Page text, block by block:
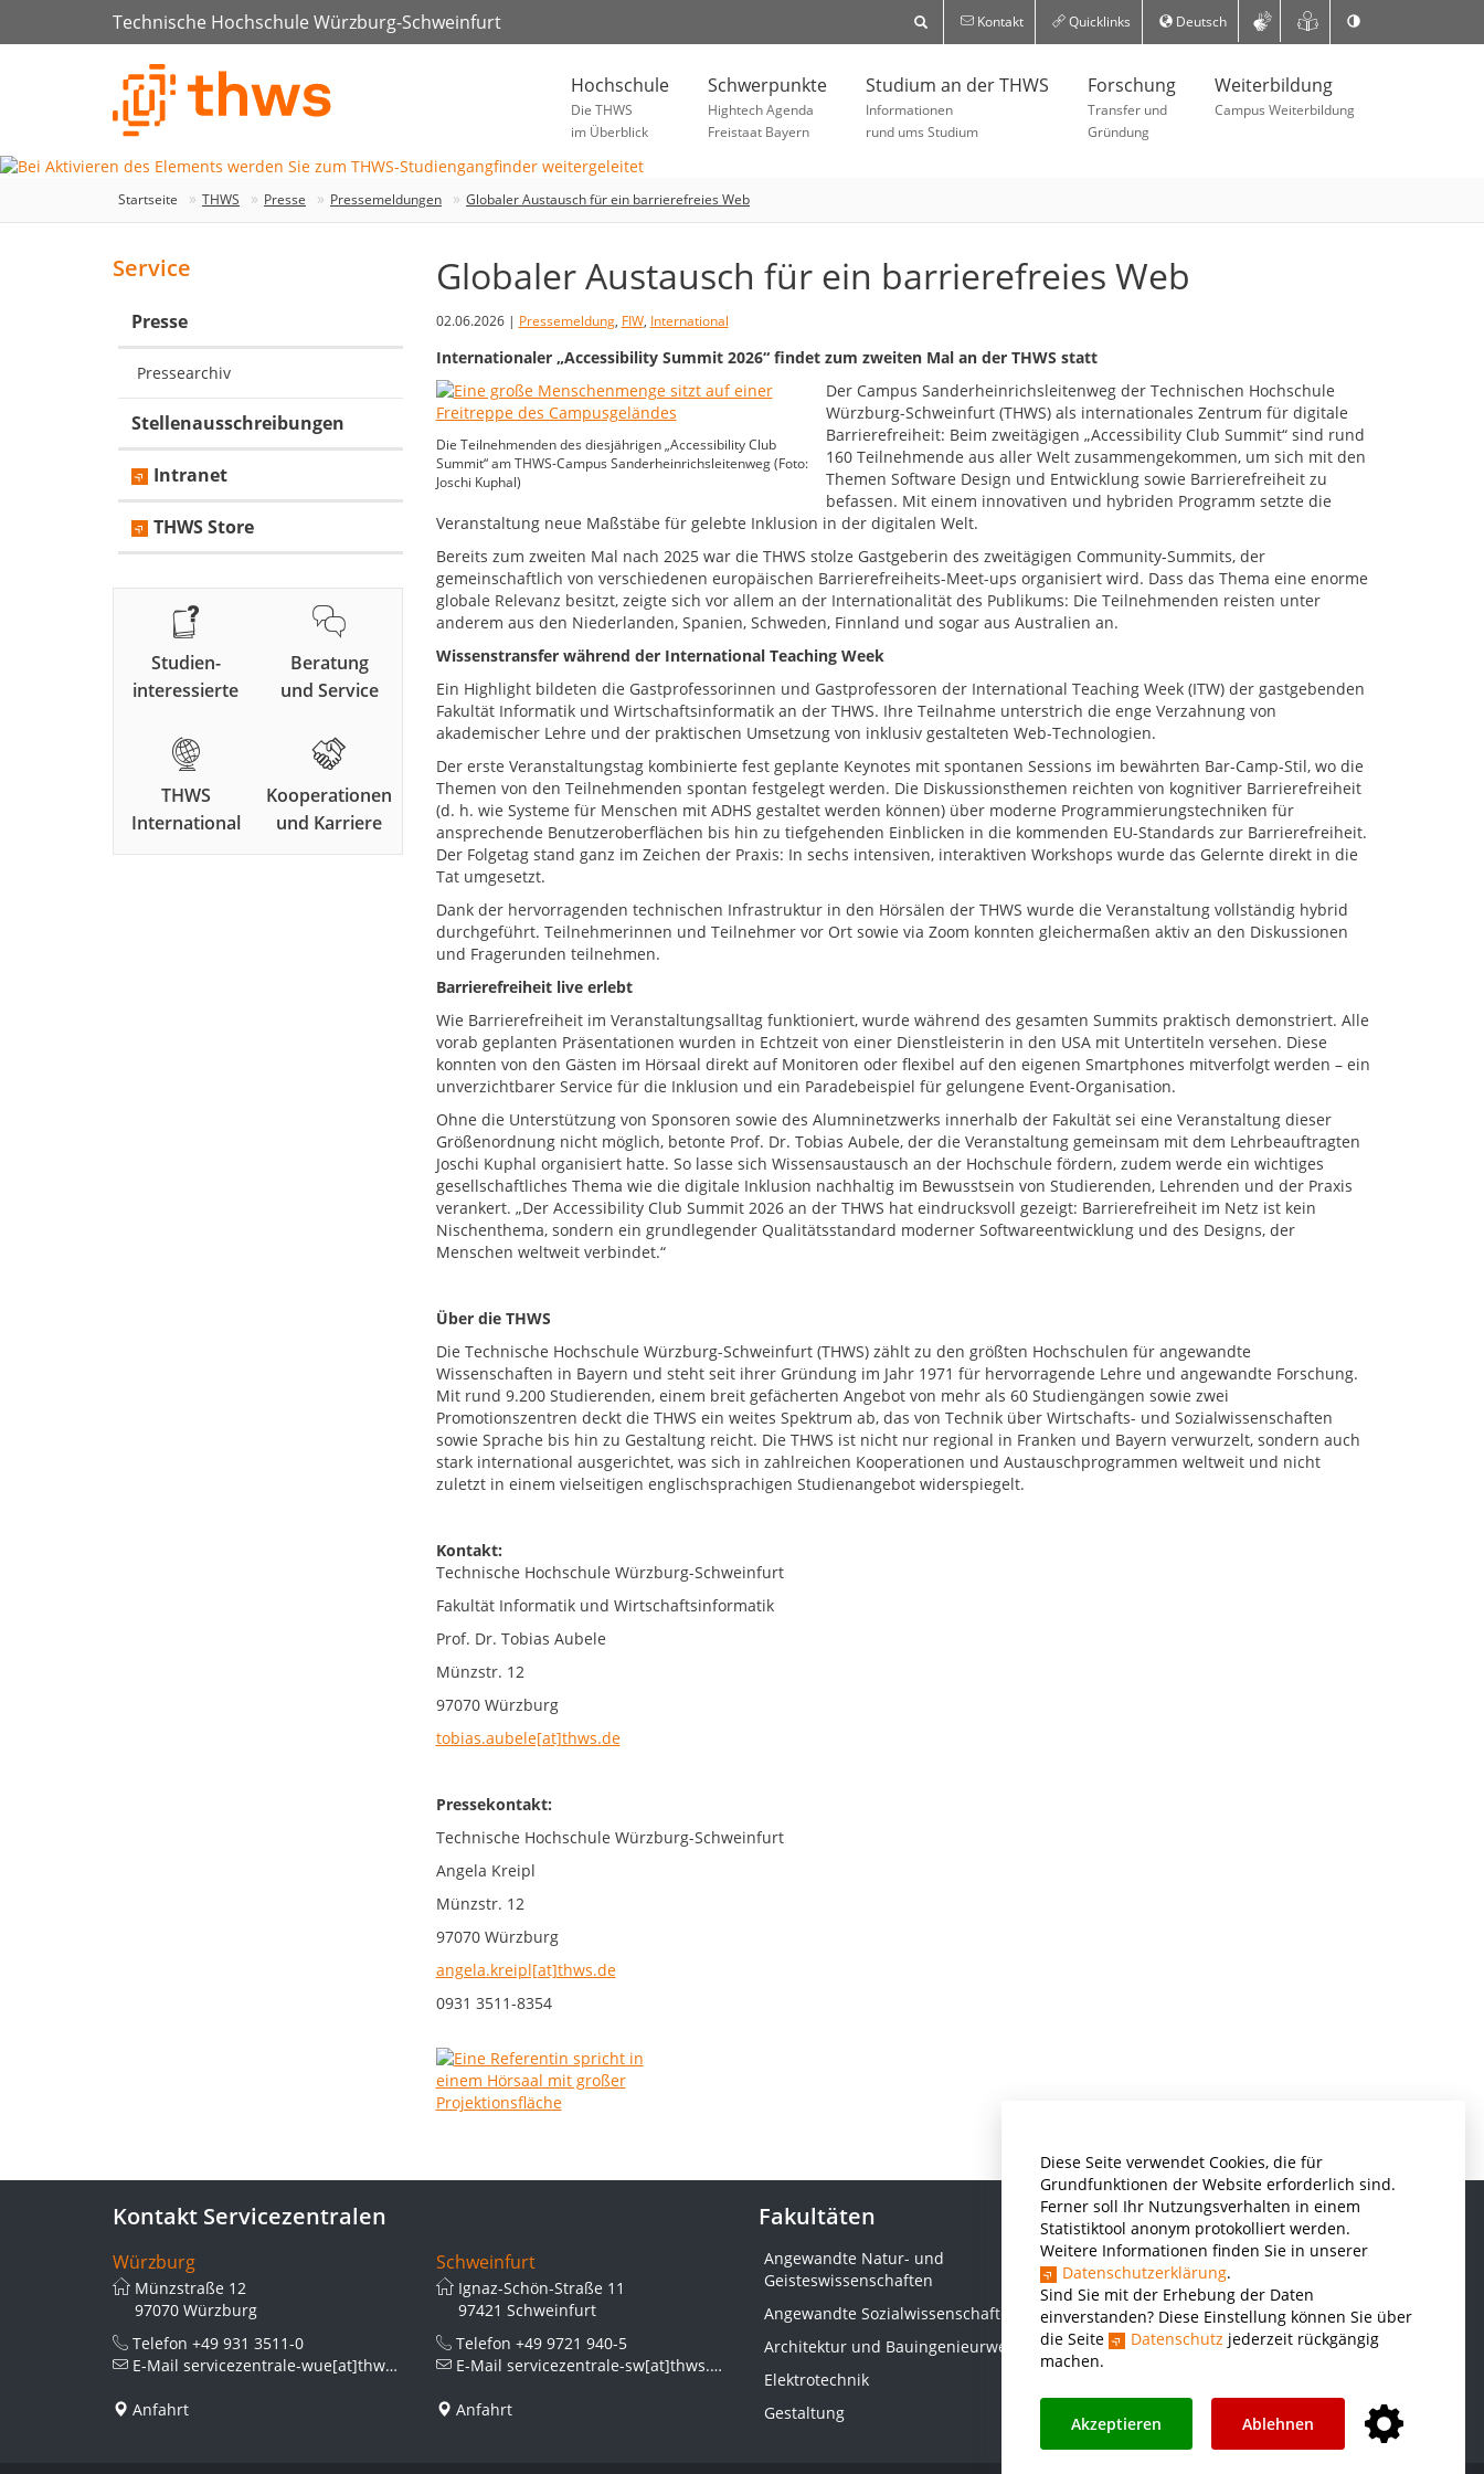
Diese Seite verwendet Cookies, die für
Grundfunktionen der Website erforderlich sind.
Ferner soll Ihr Nutzungsverhalten in einem
Statistiktool anonym protokolliert werden.
Weitere Informationen finden Sie in unserer
Datenschutzerklärung.
Sind Sie mit der Erhebung der Daten
einverstanden? Diese Einstellung können Sie über
die Seite
Datenschutz jederzeit rückgängig
machen.
Akzeptieren Ablehnen
Technische Hochschule Würzburg-Schweinfurt Kontakt Quicklinks Deutsch
Hochschule
Die THWS
im Überblick
Schwerpunkte
Hightech Agenda
Freistaat Bayern
Studium an der THWS
Informationen
rund ums Studium
Forschung
Transfer und
Gründung
Weiterbildung
Campus Weiterbildung
Startseite THWS Presse Pressemeldungen Globaler Austausch für ein barrierefreies Web
Globaler Austausch für ein barrierefreies Web
02.06.2026 | Pressemeldung, FIW, International
Internationaler „Accessibility Summit 2026“ findet zum zweiten Mal an der THWS statt
Die Teilnehmenden des diesjährigen „Accessibility Club
Summit“ am THWS-Campus Sanderheinrichsleitenweg (Foto:
Joschi Kuphal)
Der Campus Sanderheinrichsleitenweg der Technischen Hochschule
Würzburg-Schweinfurt (THWS) als internationales Zentrum für digitale
Barrierefreiheit: Beim zweitägigen „Accessibility Club Summit“ sind rund
160 Teilnehmende aus aller Welt zusammengekommen, um sich mit den
Themen Software Design und Entwicklung sowie Barrierefreiheit zu
befassen. Mit einem innovativen und hybriden Programm setzte die
Veranstaltung neue Maßstäbe für gelebte Inklusion in der digitalen Welt.
Bereits zum zweiten Mal nach 2025 war die THWS stolze Gastgeberin des zweitägigen Community-Summits, der
gemeinschaftlich von verschiedenen europäischen Barrierefreiheits-Meet-ups organisiert wird. Dass das Thema eine enorme
globale Relevanz besitzt, zeigte sich vor allem an der Internationalität des Publikums: Die Teilnehmenden reisten unter
anderem aus den Niederlanden, Spanien, Schweden, Finnland und sogar aus Australien an.
Wissenstransfer während der International Teaching Week
Ein Highlight bildeten die Gastprofessorinnen und Gastprofessoren der International Teaching Week (ITW) der gastgebenden
Fakultät Informatik und Wirtschaftsinformatik an der THWS. Ihre Teilnahme unterstrich die enge Verzahnung von
akademischer Lehre und der praktischen Umsetzung von inklusiv gestalteten Web-Technologien.
Der erste Veranstaltungstag kombinierte fest geplante Keynotes mit spontanen Sessions im bewährten Bar-Camp-Stil, wo die
Themen von den Teilnehmenden spontan festgelegt werden. Die Diskussionsthemen reichten von kognitiver Barrierefreiheit
(d. h. wie Systeme für Menschen mit ADHS gestaltet werden können) über moderne Programmierungstechniken für
ansprechende Benutzeroberflächen bis hin zu tiefgehenden Einblicken in die kommenden EU-Standards zur Barrierefreiheit.
Der Folgetag stand ganz im Zeichen der Praxis: In sechs intensiven, interaktiven Workshops wurde das Gelernte direkt in die
Tat umgesetzt.
Dank der hervorragenden technischen Infrastruktur in den Hörsälen der THWS wurde die Veranstaltung vollständig hybrid
durchgeführt. Teilnehmerinnen und Teilnehmer vor Ort sowie via Zoom konnten gleichermaßen aktiv an den Diskussionen
und Fragerunden teilnehmen.
Barrierefreiheit live erlebt
Wie Barrierefreiheit im Veranstaltungsalltag funktioniert, wurde während des gesamten Summits praktisch demonstriert. Alle
vorab geplanten Präsentationen wurden in Echtzeit von einer Dienstleisterin in den USA mit Untertiteln versehen. Diese
konnten von den Gästen im Hörsaal direkt auf Monitoren oder flexibel auf den eigenen Smartphones mitverfolgt werden – ein
unverzichtbarer Service für die Inklusion und ein Paradebeispiel für gelungene Event-Organisation.
Ohne die Unterstützung von Sponsoren sowie des Alumninetzwerks innerhalb der Fakultät sei eine Veranstaltung dieser
Größenordnung nicht möglich, betonte Prof. Dr. Tobias Aubele, der die Veranstaltung gemeinsam mit dem Lehrbeauftragten
Joschi Kuphal organisiert hatte. So lasse sich Wissensaustausch an der Hochschule fördern, zudem werde ein wichtiges
gesellschaftliches Thema wie die digitale Inklusion nachhaltig im Bewusstsein von Studierenden, Lehrenden und der Praxis
verankert. „Der Accessibility Club Summit 2026 an der THWS hat eindrucksvoll gezeigt: Barrierefreiheit im Netz ist kein
Nischenthema, sondern ein grundlegender Qualitätsstandard moderner Softwareentwicklung und des Designs, der
Menschen weltweit verbindet.“
Über die THWS
Die Technische Hochschule Würzburg-Schweinfurt (THWS) zählt zu den größten Hochschulen für angewandte
Wissenschaften in Bayern und steht seit ihrer Gründung im Jahr 1971 für hervorragende Lehre und angewandte Forschung.
Mit rund 9.200 Studierenden, einem breit gefächerten Angebot von mehr als 60 Studiengängen sowie zwei
Promotionszentren deckt die THWS ein weites Spektrum ab, das von Technik über Wirtschafts- und Sozialwissenschaften
sowie Sprache bis hin zu Gestaltung reicht. Die THWS ist nicht nur regional in Franken und Bayern verwurzelt, sondern auch
stark international ausgerichtet, was sich in zahlreichen Kooperationen und Austauschprogrammen weltweit und nicht
zuletzt in einem vielseitigen englischsprachigen Studienangebot widerspiegelt.
Kontakt:
Technische Hochschule Würzburg-Schweinfurt
Fakultät Informatik und Wirtschaftsinformatik
Prof. Dr. Tobias Aubele
Münzstr. 12
97070 Würzburg
tobias.aubele[at]thws.de
Pressekontakt:
Technische Hochschule Würzburg-Schweinfurt
Angela Kreipl
Münzstr. 12
97070 Würzburg
angela.kreipl[at]thws.de
0931 3511-8354
Service
Presse
Pressearchiv
Stellenausschreibungen
Intranet
THWS Store
Studien-
interessierte
Beratung
und Service
THWS
International
Kooperationen
und Karriere
Kontakt Servicezentralen
Würzburg
Münzstraße 12
97070 Würzburg
Telefon +49 931 3511-0
E-Mail servicezentrale-wue[at]thws.de
Anfahrt
Schweinfurt
Ignaz-Schön-Straße 11
97421 Schweinfurt
Telefon +49 9721 940-5
E-Mail servicezentrale-sw[at]thws.de
Anfahrt
Fakultäten
Angewandte Natur- und
Geisteswissenschaften
Angewandte Sozialwissenschaften
Architektur und Bauingenieurwesen
Elektrotechnik
Gestaltung
Informatik und Wirtschaftsinformatik
Kunststofftechnik und Vermessung
Maschinenbau
THWS Business School